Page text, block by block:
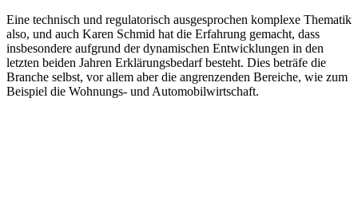
Eine technisch und regulatorisch ausgesprochen komplexe Thematik
also, und auch Karen Schmid hat die Erfahrung gemacht, dass
insbesondere aufgrund der dynamischen Entwicklungen in den
letzten beiden Jahren Erklärungsbedarf besteht. Dies beträfe die
Branche selbst, vor allem aber die angrenzenden Bereiche, wie zum
Beispiel die Wohnungs- und Automobilwirtschaft.